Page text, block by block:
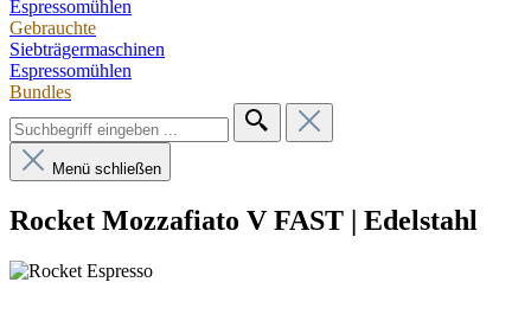
Espressomühlen
Gebrauchte
Siebträgermaschinen
Espressomühlen
Bundles
Menü schließen
Rocket Mozzafiato V FAST | Edelstahl